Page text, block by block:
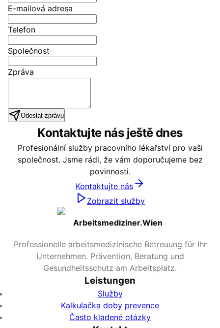
E-mailová adresa
Telefon
Společnost
Zpráva
Odeslat zprávu
Kontaktujte nás ještě dnes
Profesionální služby pracovního lékařství pro vaši
společnost. Jsme rádi, že vám doporučujeme bez
povinnosti.
Kontaktujte nás
Zobrazit služby
Arbeitsmediziner.Wien
Professionelle arbeitsmedizinische Betreuung für Ihr
Unternehmen. Prävention, Beratung und
Gesundheitsschutz am Arbeitsplatz.
Leistungen
Služby
Kalkulačka doby prevence
Často kladené otázky